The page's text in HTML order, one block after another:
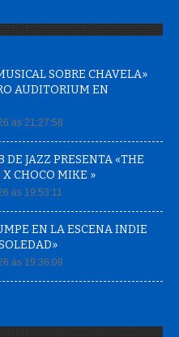
SOBRE CHAVELA»
AUDITORIUM EN
às 21:27:58
DE JAZZ PRESENTA «THE
X CHOCO MIKE »
às 19:53:11
EN LA ESCENA INDIE
às 19:36:09